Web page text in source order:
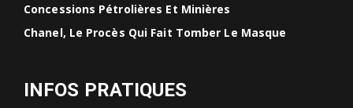
Concessions Pétrolières Et Minières
Chanel, Le Procès Qui Fait Tomber Le Masque
INFOS PRATIQUES